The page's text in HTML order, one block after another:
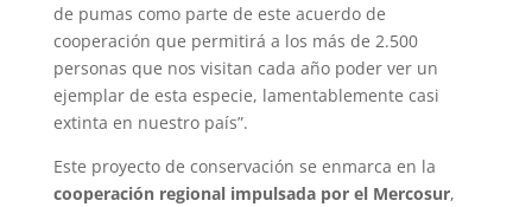
de pumas como parte de este acuerdo de
cooperación que permitirá a los más de 2.500
personas que nos visitan cada año poder ver un
ejemplar de esta especie, lamentablemente casi
extinta en nuestro país”.
Este proyecto de conservación se enmarca en la
cooperación regional impulsada por el Mercosur,